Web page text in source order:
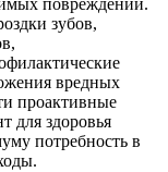
повреждений.
зубов,
вредных
проактивные
для здоровья
потребность в